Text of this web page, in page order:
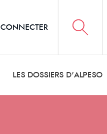
LES DOSSIERS D'ALPESO